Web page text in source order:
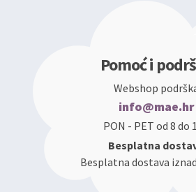
Pomoć i
Webshop
info@mae.hr
PON - PET od 8 do
Besplatna
Besplatna dostava